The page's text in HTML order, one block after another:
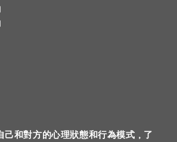
己和對方的心理狀態和行為模式，了